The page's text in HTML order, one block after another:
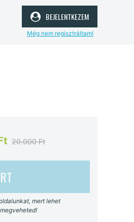
bejelentkezem
Még nem regisztráltam!
20.000 Ft
mert lehet